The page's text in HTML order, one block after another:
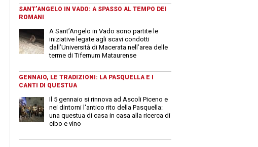
SANT’ANGELO IN VADO: A SPASSO AL TEMPO DEI
ROMANI
A Sant’Angelo in Vado sono partite le
iniziative legate agli scavi condotti
dall’Università di Macerata nell’area delle
terme di Tifernum Mataurense
GENNAIO, LE TRADIZIONI: LA PASQUELLA E I
CANTI DI QUESTUA
Il 5 gennaio si rinnova ad Ascoli Piceno e
nei dintorni l'antico rito della Pasquella:
una questua di casa in casa alla ricerca di
cibo e vino